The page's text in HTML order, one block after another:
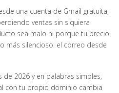
una cuenta de Gmail gratuita,
ventas sin siquiera
sea malo ni porque tu precio
más silencioso: el correo desde
2026 y en palabras simples,
con tu propio dominio cambia